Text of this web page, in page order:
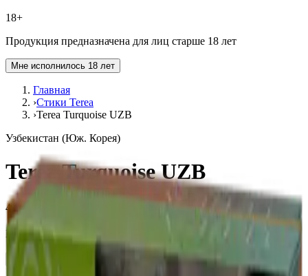
18+
Продукция предназначена для лиц старше 18 лет
Мне исполнилось 18 лет
Главная
›Стики Terea
›Terea Turquoise UZB
Узбекистан (Юж. Корея)
Terea Turquoise UZB
4 000 ₽
Блок (10 пачек):